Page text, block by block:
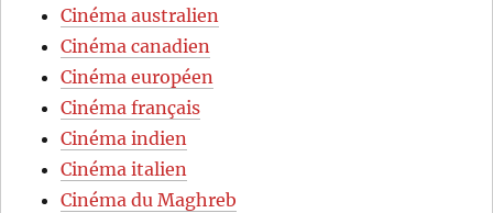
Cinéma australien
Cinéma canadien
Cinéma européen
Cinéma français
Cinéma indien
Cinéma italien
Cinéma du Maghreb